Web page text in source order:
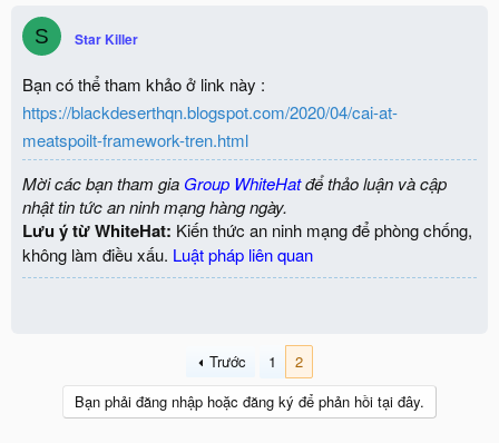
S Star Killer
Bạn có thể tham khảo ở link này :
https://blackdeserthqn.blogspot.com/2020/04/cai-at-
meatspoilt-framework-tren.html
Mời các bạn tham gia Group WhiteHatđể thảo luận và cập
nhật tin tức an ninh mạng hàng ngày.
Lưu ý từ WhiteHat: Kiến thức an ninh mạng để phòng chống,
không làm điều xấu. Luật pháp liên quan
Trước 1
2
Bạn phải đăng nhập hoặc đăng ký để phản hồi tại đây.